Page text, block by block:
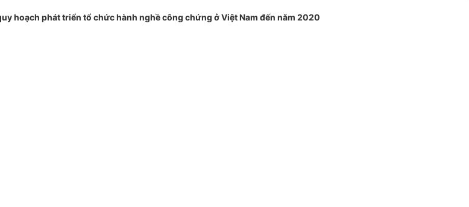
hoạch phát triển tổ chức hành nghề công chứng ở Việt Nam đến năm 2020